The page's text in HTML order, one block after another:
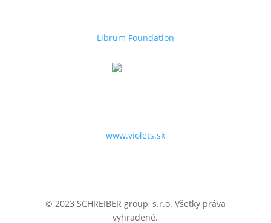
Librum Foundation
www.violets.sk
© 2023 SCHREIBER group, s.r.o. Všetky práva
vyhradené.